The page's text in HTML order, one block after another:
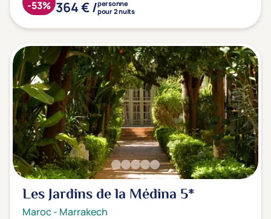
364 € /personne
pour 2 nuits
-53%
Les Jardins de la Médina 5*
Maroc- Marrakech